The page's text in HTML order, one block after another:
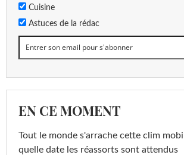
Cuisine
Astuces de la rédac
EN CE MOMENT
Tout le monde s'arrache cette clim
quelle date les réassorts sont attendus